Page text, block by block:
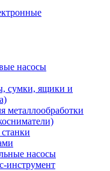
насосы
сумки, ящики и
металлообработки
насосы
инструмент